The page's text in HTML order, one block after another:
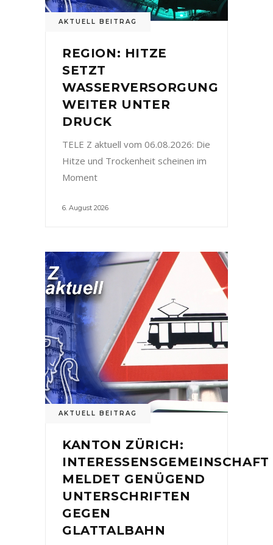
AKTUELL BEITRAG
REGION: HITZE
SETZT
WASSERVERSORGUNG
WEITER UNTER
DRUCK
TELE Z aktuell vom 06.08.2026: Die
Hitze und Trockenheit scheinen im
Moment
6. August 2026
AKTUELL BEITRAG
KANTON ZÜRICH:
INTERESSENSGEMEINSCHAFT
MELDET GENÜGEND
UNTERSCHRIFTEN
GEGEN
GLATTALBAHN